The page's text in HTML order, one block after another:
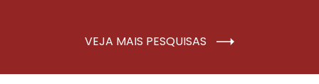
VEJA MAIS PESQUISAS